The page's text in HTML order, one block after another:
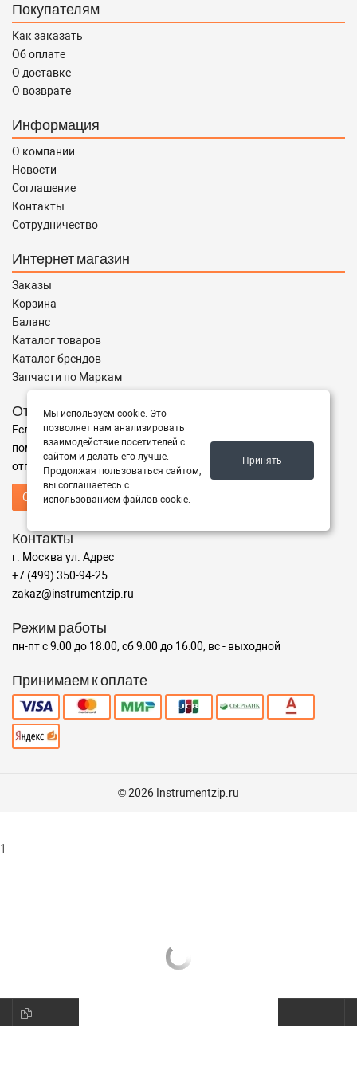
Покупателям
Как заказать
Об оплате
О доставке
О возврате
Информация
О компании
Новости
Соглашение
Контакты
Сотрудничество
Интернет магазин
Заказы
Корзина
Баланс
Каталог товаров
Каталог брендов
Запчасти по Маркам
Отправить запрос
Если Вы не нашли нужные запчасти, или Вам требуется
помощь в подборе,
отправьте нам запрос - мы Вам поможем
Отправить запрос продавцу
Контакты
г. Москва ул. Адрес
+7 (499) 350-94-25
zakaz@instrumentzip.ru
Режим работы
пн-пт с 9:00 до 18:00, сб 9:00 до 16:00, вс - выходной
Принимаем к оплате
© 2026 Instrumentzip.ru
Мы используем cookie. Это
позволяет нам анализировать
взаимодействие посетителей с
сайтом и делать его лучше.
Продолжая пользоваться сайтом,
вы соглашаетесь с
использованием файлов cookie.
Принять
1